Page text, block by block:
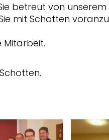
betreut von
mit Schotten
Mitarbeit.